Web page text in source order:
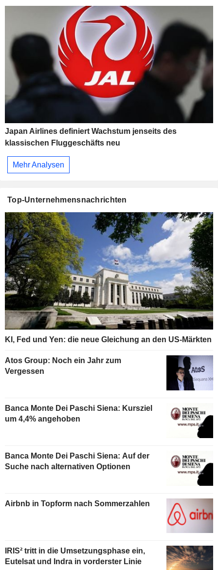
Japan Airlines definiert Wachstum jenseits des
klassischen Fluggeschäfts neu
Mehr Analysen
Top-Unternehmensnachrichten
KI, Fed und Yen: die neue Gleichung an den US-Märkten
Atos Group: Noch ein Jahr zum
Vergessen
Banca Monte Dei Paschi Siena: Kursziel
um 4,4% angehoben
Banca Monte Dei Paschi Siena: Auf der
Suche nach alternativen Optionen
Airbnb in Topform nach Sommerzahlen
IRIS² tritt in die Umsetzungsphase ein,
Eutelsat und Indra in vorderster Linie